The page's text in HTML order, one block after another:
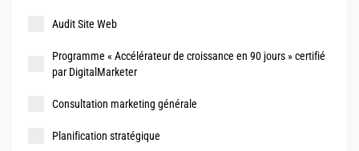
Audit Site Web
Programme « Accélérateur de croissance en 90 jours » certifié
par DigitalMarketer
Consultation marketing générale
Planification stratégique